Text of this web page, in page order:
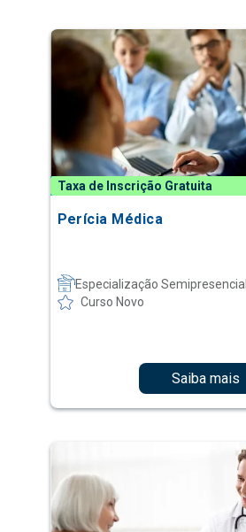
Taxa de Inscrição Gratuita
Perícia Médica
Especialização Semipresencial
Curso Novo
Saiba mais